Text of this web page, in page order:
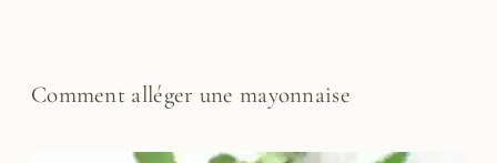
Comment alléger une mayonnaise